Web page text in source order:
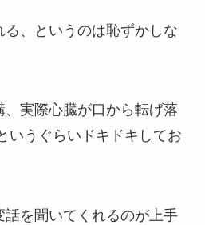
、というのは恥ずかしな
実際心臓が口から転げ落
いうぐらいドキドキしてお
話を聞いてくれるのが上手